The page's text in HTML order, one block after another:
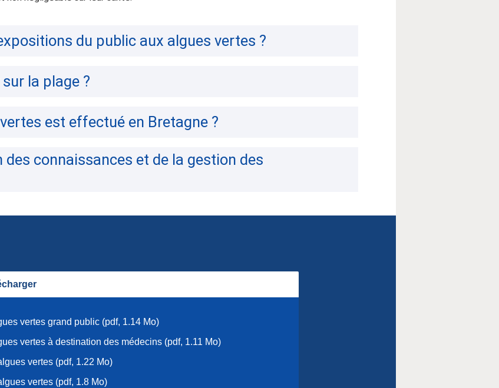
du public aux algues vertes ?
la plage ?
est effectué en Bretagne ?
connaissances et de la gestion des
vertes grand public (pdf, 1.14 Mo)
vertes à destination des médecins (pdf, 1.11 Mo)
vertes (pdf, 1.22 Mo)
vertes (pdf, 1.8 Mo)